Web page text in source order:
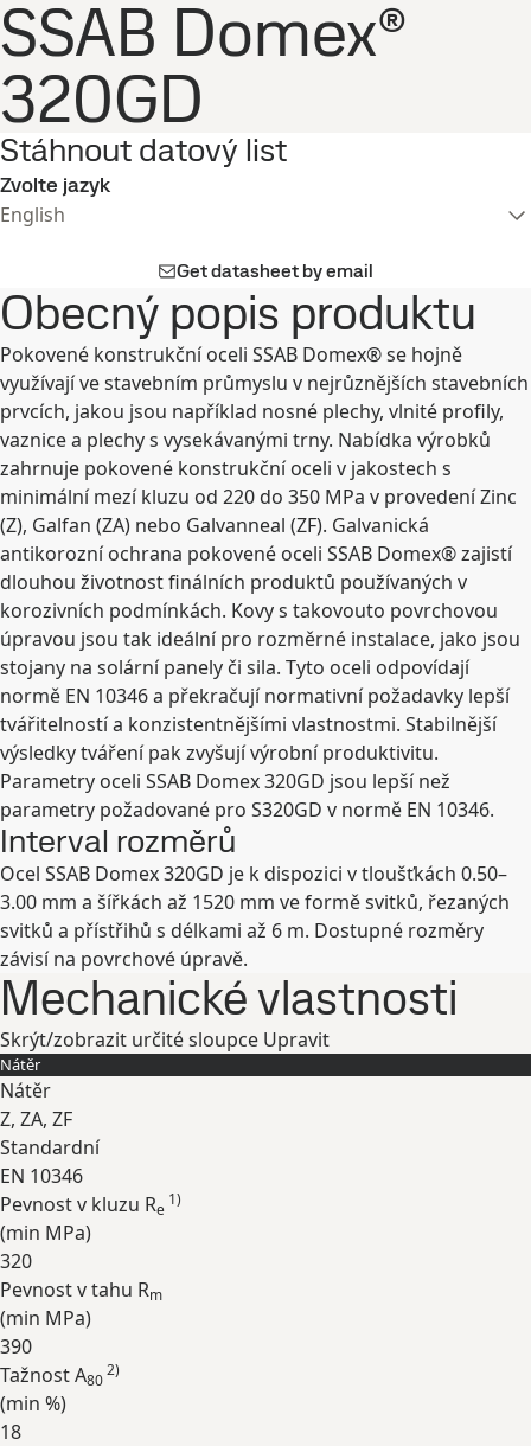
SSAB Domex®
320GD
Stáhnout datový list
Zvolte jazyk
English
Get datasheet by email
Obecný popis produktu
Pokovené konstrukční oceli SSAB Domex® se hojně
využívají ve stavebním průmyslu v nejrůznějších stavebních
prvcích, jakou jsou například nosné plechy, vlnité profily,
vaznice a plechy s vysekávanými trny. Nabídka výrobků
zahrnuje pokovené konstrukční oceli v jakostech s
minimální mezí kluzu od 220 do 350 MPa v provedení Zinc
(Z), Galfan (ZA) nebo Galvanneal (ZF). Galvanická
antikorozní ochrana pokovené oceli SSAB Domex® zajistí
dlouhou životnost finálních produktů používaných v
korozivních podmínkách. Kovy s takovouto povrchovou
úpravou jsou tak ideální pro rozměrné instalace, jako jsou
stojany na solární panely či sila. Tyto oceli odpovídají
normě EN 10346 a překračují normativní požadavky lepší
tvářitelností a konzistentnějšími vlastnostmi. Stabilnější
výsledky tváření pak zvyšují výrobní produktivitu.
Parametry oceli SSAB Domex 320GD jsou lepší než
parametry požadované pro S320GD v normě EN 10346.
Interval rozměrů
Ocel SSAB Domex 320GD je k dispozici v tloušťkách 0.50–
3.00 mm a šířkách až 1520 mm ve formě svitků, řezaných
svitků a přístřihů s délkami až 6 m. Dostupné rozměry
závisí na povrchové úpravě.
Mechanické vlastnosti
Skrýt/zobrazit určité sloupce Upravit
Nátěr
Nátěr
Z, ZA, ZF
Standardní
EN 10346
Pevnost v kluzu Re
1)
(min MPa)
320
Pevnost v tahu Rm
(min MPa)
390
Tažnost A80
2)
(min %)
18